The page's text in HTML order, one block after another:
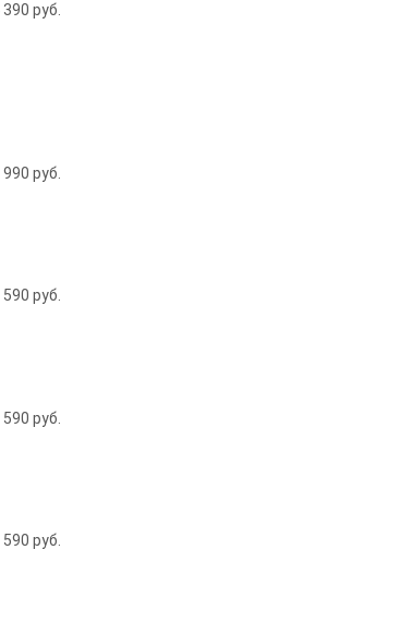
390 руб.
990 руб.
590 руб.
590 руб.
590 руб.